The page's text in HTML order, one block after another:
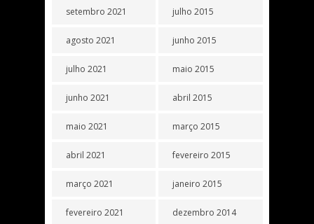
setembro 2021
agosto 2021
julho 2021
junho 2021
maio 2021
abril 2021
março 2021
fevereiro 2021
julho 2015
junho 2015
maio 2015
abril 2015
março 2015
fevereiro 2015
janeiro 2015
dezembro 2014